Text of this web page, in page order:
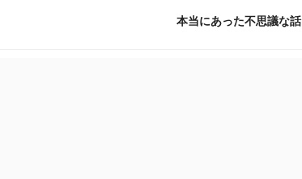
本当にあった不思議な話